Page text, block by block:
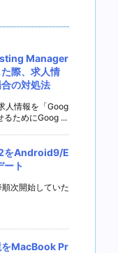
Manager
際、求人情
の対処法
人情報を「Goog
るためにGoog ...
をAndroid9/E
ート
次開始していた
をMacBook Pr